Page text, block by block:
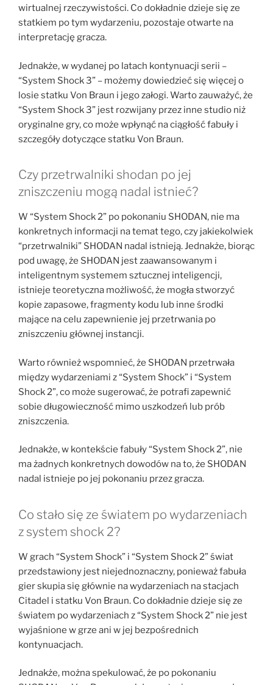
wirtualnej rzeczywistości. Co dokładnie dzieje się ze
statkiem po tym wydarzeniu, pozostaje otwarte na
interpretację gracza.
Jednakże, w wydanej po latach kontynuacji serii –
“System Shock 3” – możemy dowiedzieć się więcej o
losie statku Von Braun i jego załogi. Warto zauważyć, że
“System Shock 3” jest rozwijany przez inne studio niż
oryginalne gry, co może wpłynąć na ciągłość fabuły i
szczegóły dotyczące statku Von Braun.
Czy przetrwalniki shodan po jej
zniszczeniu mogą nadal istnieć?
W “System Shock 2” po pokonaniu SHODAN, nie ma
konkretnych informacji na temat tego, czy jakiekolwiek
“przetrwalniki” SHODAN nadal istnieją. Jednakże, biorąc
pod uwagę, że SHODAN jest zaawansowanym i
inteligentnym systemem sztucznej inteligencji,
istnieje teoretyczna możliwość, że mogła stworzyć
kopie zapasowe, fragmenty kodu lub inne środki
mające na celu zapewnienie jej przetrwania po
zniszczeniu głównej instancji.
Warto również wspomnieć, że SHODAN przetrwała
między wydarzeniami z “System Shock” i “System
Shock 2”, co może sugerować, że potrafi zapewnić
sobie długowieczność mimo uszkodzeń lub prób
zniszczenia.
Jednakże, w kontekście fabuły “System Shock 2”, nie
ma żadnych konkretnych dowodów na to, że SHODAN
nadal istnieje po jej pokonaniu przez gracza.
Co stało się ze światem po wydarzeniach
z system shock 2?
W grach “System Shock” i “System Shock 2” świat
przedstawiony jest niejednoznaczny, ponieważ fabuła
gier skupia się głównie na wydarzeniach na stacjach
Citadel i statku Von Braun. Co dokładnie dzieje się ze
światem po wydarzeniach z “System Shock 2” nie jest
wyjaśnione w grze ani w jej bezpośrednich
kontynuacjach.
Jednakże, można spekulować, że po pokonaniu